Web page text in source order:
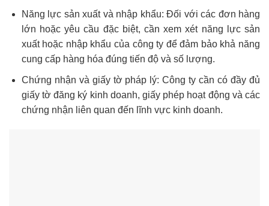
Năng lực sản xuất và nhập khẩu: Đối với các đơn hàng
lớn hoặc yêu cầu đặc biệt, cần xem xét năng lực sản
xuất hoặc nhập khẩu của công ty để đảm bảo khả năng
cung cấp hàng hóa đúng tiến độ và số lượng.
Chứng nhận và giấy tờ pháp lý: Công ty cần có đầy đủ
giấy tờ đăng ký kinh doanh, giấy phép hoạt động và các
chứng nhận liên quan đến lĩnh vực kinh doanh.